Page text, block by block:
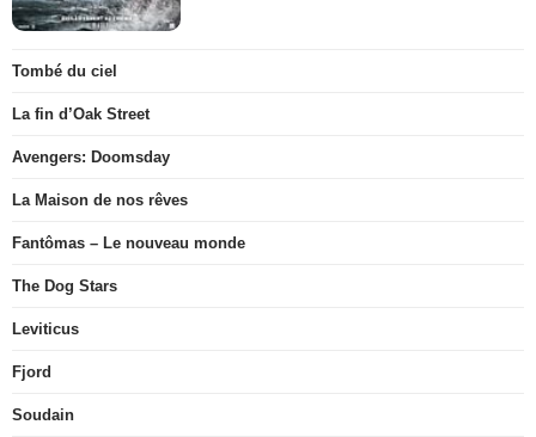
Tombé du ciel
La fin d’Oak Street
Avengers: Doomsday
La Maison de nos rêves
Fantômas – Le nouveau monde
The Dog Stars
Leviticus
Fjord
Soudain